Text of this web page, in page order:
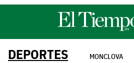
DEPORTES MONCLOVA